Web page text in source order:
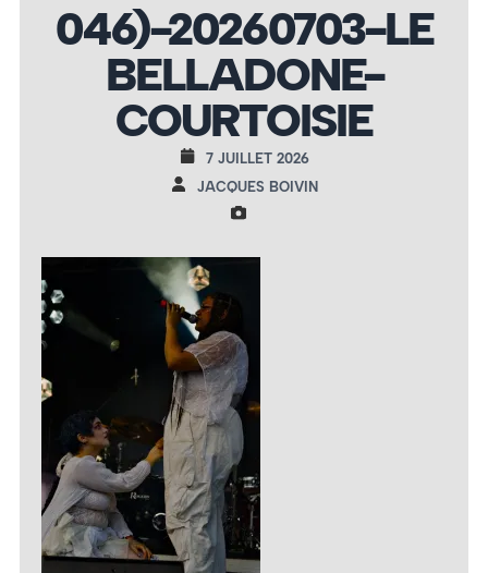
046)-20260703-LE
BELLADONE-
COURTOISIE
7 JUILLET 2026
JACQUES BOIVIN